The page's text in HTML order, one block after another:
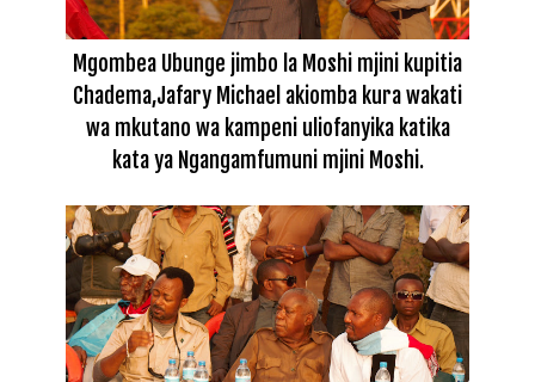
Mgombea Ubunge jimbo la Moshi mjini kupitia
Chadema,Jafary Michael akiomba kura wakati
wa mkutano wa kampeni uliofanyika katika
kata ya Ngangamfumuni mjini Moshi.